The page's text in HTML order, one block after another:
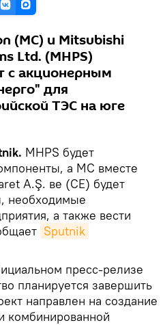
(MC) и Mitsubishi
Ltd. (MHPS)
с акционерным
для
ТЭС на юге
MHPS будет
а MC вместе
A.Ş. ве (CE) будет
необходимые
а также вести
Sputnik
пресс-релизе
планируется завершить
направлен на создание
комбинированной